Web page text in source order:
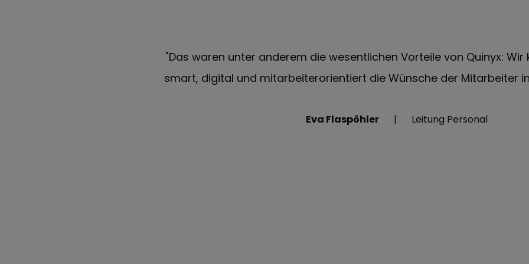
"Das waren unter anderem die wesentlichen Vorteile von Quinyx:
smart, digital und mitarbeiterorientiert die Wünsche der Mitarbeiter
Eva Flaspöhler Leitung Personal